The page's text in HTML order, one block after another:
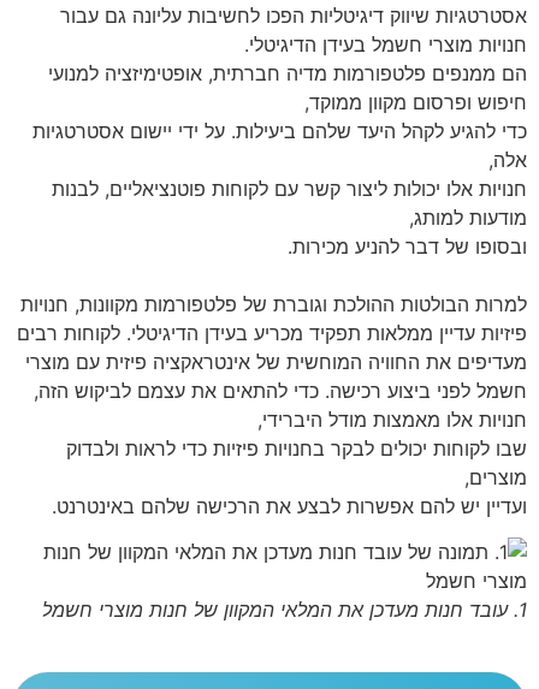
אסטרטגיות שיווק דיגיטליות הפכו לחשיבות עליונה גם עבור
חנויות מוצרי חשמל בעידן הדיגיטלי.
הם ממנפים פלטפורמות מדיה חברתית, אופטימיזציה למנועי
חיפוש ופרסום מקוון ממוקד,
כדי להגיע לקהל היעד שלהם ביעילות. על ידי יישום אסטרטגיות
אלה,
חנויות אלו יכולות ליצור קשר עם לקוחות פוטנציאליים, לבנות
מודעות למותג,
ובסופו של דבר להניע מכירות.
למרות הבולטות ההולכת וגוברת של פלטפורמות מקוונות, חנויות
פיזיות עדיין ממלאות תפקיד מכריע בעידן הדיגיטלי. לקוחות רבים
מעדיפים את החוויה המוחשית של אינטראקציה פיזית עם מוצרי
חשמל לפני ביצוע רכישה. כדי להתאים את עצמם לביקוש הזה,
חנויות אלו מאמצות מודל היברידי,
שבו לקוחות יכולים לבקר בחנויות פיזיות כדי לראות ולבדוק
מוצרים,
ועדיין יש להם אפשרות לבצע את הרכישה שלהם באינטרנט.
1. עובד חנות מעדכן את המלאי המקוון של חנות מוצרי חשמל